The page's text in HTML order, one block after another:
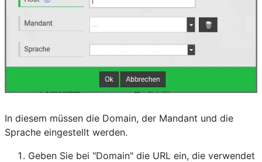
In diesem müssen die Domain, der Mandant und die
Sprache eingestellt werden.
Geben Sie bei "Domain" die URL ein, die verwendet